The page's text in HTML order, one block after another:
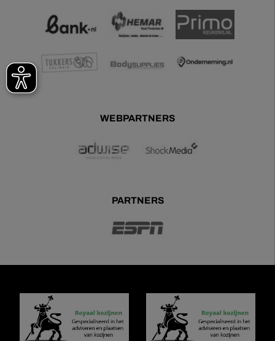
WEBPARTNERS
PARTNERS